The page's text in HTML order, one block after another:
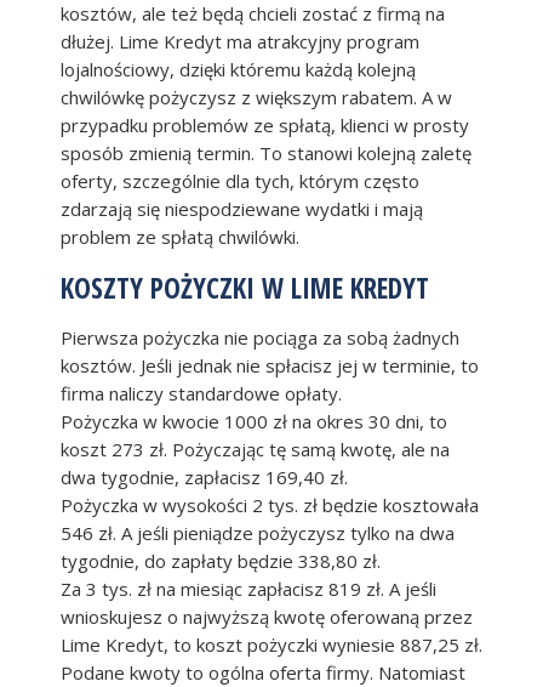
kosztów, ale też będą chcieli zostać z firmą na
dłużej. Lime Kredyt ma atrakcyjny program
lojalnościowy, dzięki któremu każdą kolejną
chwilówkę pożyczysz z większym rabatem. A w
przypadku problemów ze spłatą, klienci w prosty
sposób zmienią termin. To stanowi kolejną zaletę
oferty, szczególnie dla tych, którym często
zdarzają się niespodziewane wydatki i mają
problem ze spłatą chwilówki.
KOSZTY POŻYCZKI W LIME KREDYT
Pierwsza pożyczka nie pociąga za sobą żadnych
kosztów. Jeśli jednak nie spłacisz jej w terminie, to
firma naliczy standardowe opłaty.
Pożyczka w kwocie 1000 zł na okres 30 dni, to
koszt 273 zł. Pożyczając tę samą kwotę, ale na
dwa tygodnie, zapłacisz 169,40 zł.
Pożyczka w wysokości 2 tys. zł będzie kosztowała
546 zł. A jeśli pieniądze pożyczysz tylko na dwa
tygodnie, do zapłaty będzie 338,80 zł.
Za 3 tys. zł na miesiąc zapłacisz 819 zł. A jeśli
wnioskujesz o najwyższą kwotę oferowaną przez
Lime Kredyt, to koszt pożyczki wyniesie 887,25 zł.
Podane kwoty to ogólna oferta firmy. Natomiast